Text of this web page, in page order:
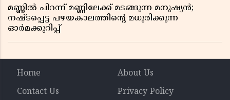
മണ്ണിൽ പിറന്ന് മണ്ണിലേക്ക് മടങ്ങുന്ന മനുഷ്യൻ;
നഷ്ടപ്പെട്ട പഴയകാലത്തിൻ്റെ മധുരിക്കുന്ന
ഓർമക്കുറിപ്പ്
Home
About Us
Contact Us
Privacy Policy